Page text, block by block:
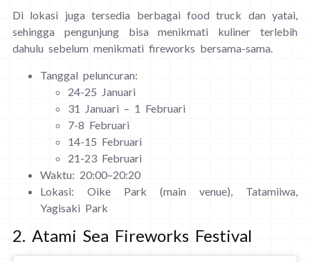
Di lokasi juga tersedia berbagai food truck dan yatai,
sehingga pengunjung bisa menikmati kuliner terlebih
dahulu sebelum menikmati fireworks bersama-sama.
Tanggal peluncuran:
24-25 Januari
31 Januari – 1 Februari
7-8 Februari
14-15 Februari
21-23 Februari
Waktu: 20:00–20:20
Lokasi: Oike Park (main venue), Tatamiiwa,
Yagisaki Park
2. Atami Sea Fireworks Festival